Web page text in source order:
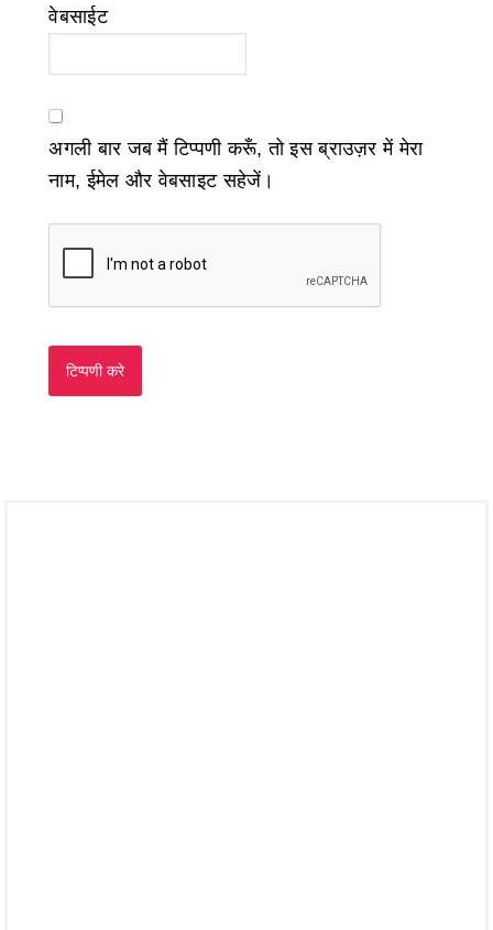
वेबसाईट
अगली बार जब मैं टिप्पणी करूँ, तो इस ब्राउज़र में मेरा
नाम, ईमेल और वेबसाइट सहेजें।